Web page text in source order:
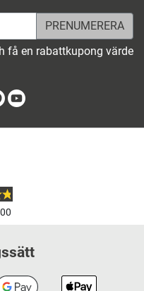
få en rabattkupong värde
Pinterest